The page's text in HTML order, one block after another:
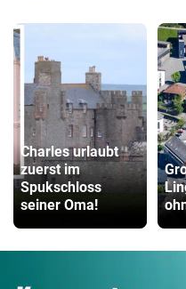
Charles urlaubt
zuerst im
Spukschloss
seiner Oma!